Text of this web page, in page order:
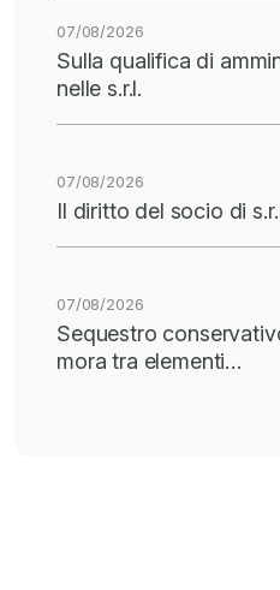
07/08/2026
Sulla qualifica di
nelle s.r.l.
07/08/2026
Il diritto del socio di
07/08/2026
Sequestro
mora tra elementi…